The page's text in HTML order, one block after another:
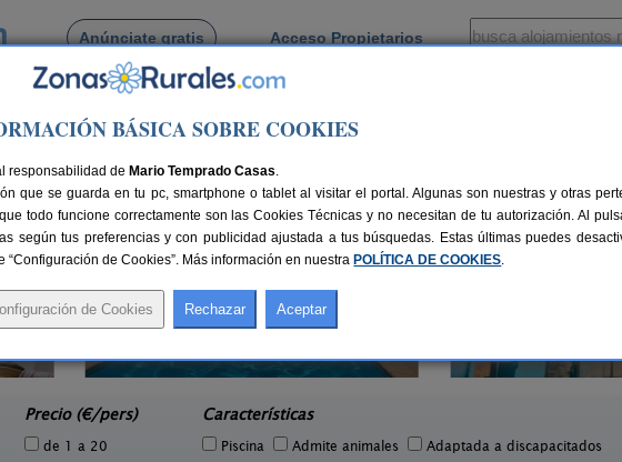
Anúnciate gratis Acceso Propietarios
por pueblo
2-4 pers.
45 €
Mas Ca La Coixa - La Casa de L
´Avi
Precio (€/pers)
de 1 a 20
Características
Piscina Admite animales
Adaptada a discapacitados
BÁSICA SOBRE COOKIES
responsabilidad de Mario Temprado Casas.
que se guarda en tu pc, smartphone o tablet al visitar el portal. Algunas son nuestras y otras
todo funcione correctamente son las Cookies Técnicas y no necesitan de tu autorización. Al
según tus preferencias y con publicidad ajustada a tus búsquedas. Estas últimas puedes
de Cookies”. Más información en nuestra POLÍTICA DE COOKIES.